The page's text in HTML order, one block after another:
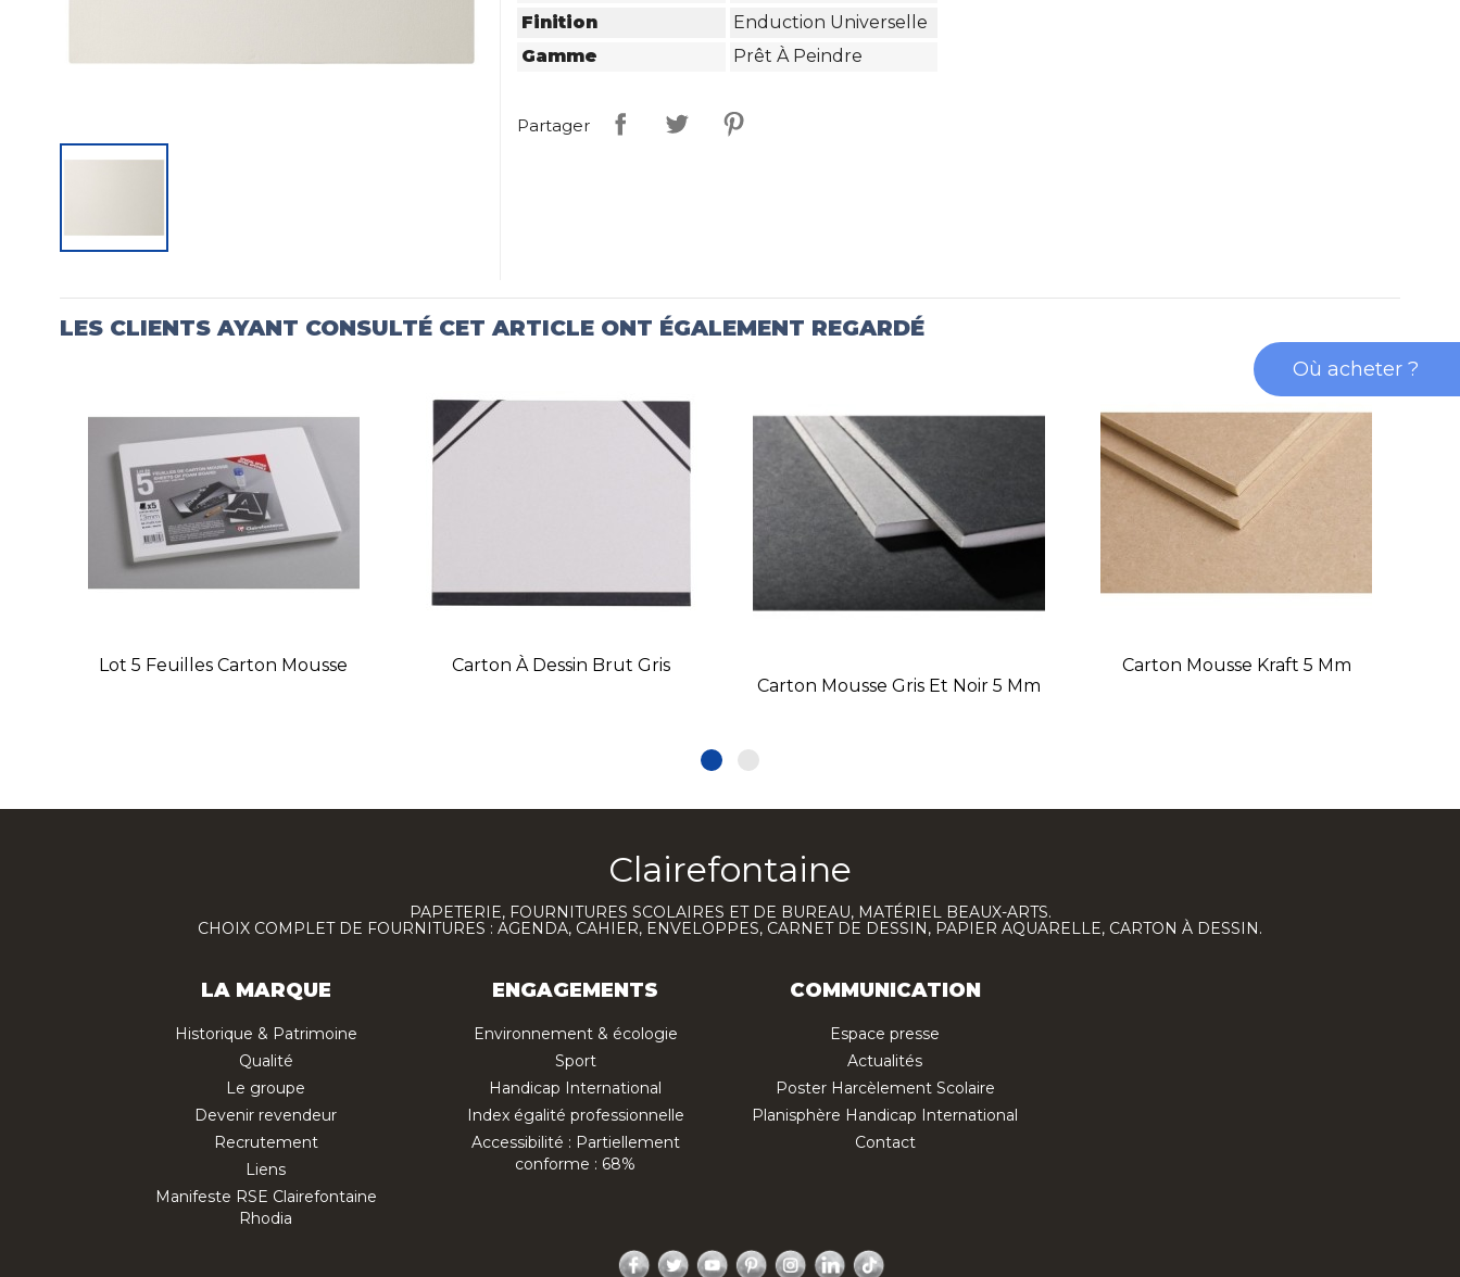
Finition
Enduction Universelle
Gamme
Prêt À Peindre
Partager
LES CLIENTS AYANT CONSULTÉ CET ARTICLE ONT ÉGALEMENT REGARDÉ
Lot 5 Feuilles Carton Mousse
Carton À Dessin Brut Gris
Carton Mousse Gris Et Noir 5 Mm
Carton Mousse Kraft 5 Mm
Clairefontaine
PAPETERIE, FOURNITURES SCOLAIRES ET DE BUREAU, MATÉRIEL BEAUX-ARTS.
CHOIX COMPLET DE FOURNITURES : AGENDA, CAHIER, ENVELOPPES, CARNET DE DESSIN, PAPIER AQUARELLE, CARTON À DESSIN.
LA MARQUE
Historique & Patrimoine
Qualité
Le groupe
Devenir revendeur
Recrutement
Liens
Manifeste RSE Clairefontaine
Rhodia
ENGAGEMENTS
Environnement & écologie
Sport
Handicap International
Index égalité professionnelle
Accessibilité : Partiellement
conforme : 68%
COMMUNICATION
Espace presse
Actualités
Poster Harcèlement Scolaire
Planisphère Handicap International
Contact
Facebook
TwitterYouTubePinterestInstagram
LinkedIn
Où acheter ?